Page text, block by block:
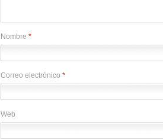
Nombre *
Correo electrónico *
Web